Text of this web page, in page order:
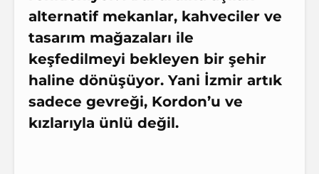
alternatif mekanlar, kahveciler ve
tasarım mağazaları ile
keşfedilmeyi bekleyen bir şehir
haline dönüşüyor. Yani İzmir artık
sadece gevreği, Kordon’u ve
kızlarıyla ünlü değil.